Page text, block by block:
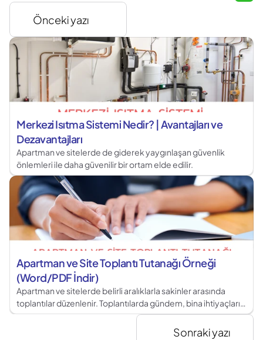
Önceki yazı
Sonraki yazı
Merkezi Isıtma Sistemi Nedir? | Avantajları ve
Dezavantajları
Apartman ve sitelerde de giderek yaygınlaşan güvenlik
önlemleri ile daha güvenilir bir ortam elde edilir.
Apartman ve Site Toplantı Tutanağı Örneği
(Word/PDF İndir)
Apartman ve sitelerde belirli aralıklarla sakinler arasında
toplantılar düzenlenir. Toplantılarda gündem, bina ihtiyaçları,
şikayetler gibi konular ele alınarak çözümler üretilir.